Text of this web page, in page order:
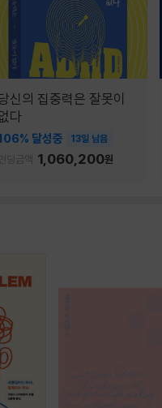
신의 집중력은 잘못이
다
달성중 13일 남음
펀딩금액 1,060,200원